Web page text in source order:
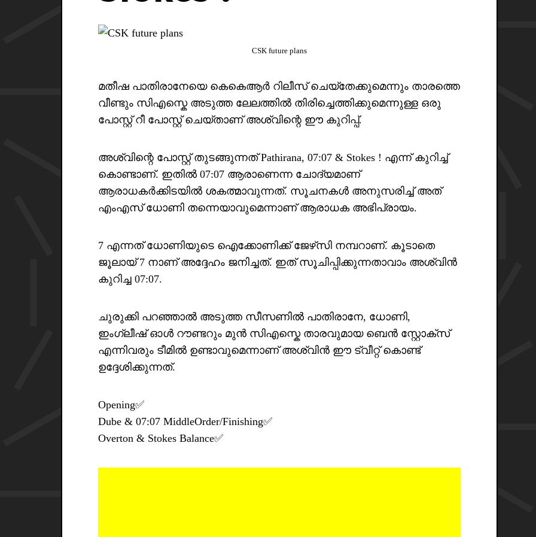
CSK future plans
മതീഷ പാതിരാനേയെ കെകെആർ റിലീസ് ചെയ്തേക്കുമെന്നും താരത്തെ
വീണ്ടും സിഎസ്കെ അടുത്ത ലേലത്തിൽ തിരിച്ചെത്തിക്കുമെന്നുള്ള ഒരു
പോസ്റ്റ് റീ പോസ്റ്റ് ചെയ്താണ് അശ്വിന്റെ ഈ കുറിപ്പ്.
അശ്വിന്റെ പോസ്റ്റ് തുടങ്ങുന്നത് Pathirana, 07:07 & Stokes ! എന്ന് കുറിച്ച്
കൊണ്ടാണ്. ഇതിൽ 07:07 ആരാണെന്ന ചോദ്യമാണ്
ആരാധകർക്കിടയിൽ ശകത്മാവുന്നത്. സൂചനകൾ അനുസരിച്ച് അത്
എംഎസ് ധോണി തന്നെയാവുമെന്നാണ് ആരാധക അഭിപ്രായം.
7 എന്നത് ധോണിയുടെ ഐക്കോണിക്ക് ജേഴ്‌സി നമ്പറാണ്. കൂടാതെ
ജൂലായ് 7 നാണ് അദ്ദേഹം ജനിച്ചത്. ഇത് സൂചിപ്പിക്കുന്നതാവാം അശ്വിൻ
കുറിച്ച 07:07.
ചുരുക്കി പറഞ്ഞാൽ അടുത്ത സീസണിൽ പാതിരാനേ, ധോണി,
ഇംഗ്ലീഷ് ഓൾ റൗണ്ടറും മുൻ സിഎസ്കെ താരവുമായ ബെൻ സ്റ്റോക്സ്
എന്നിവരും ടീമിൽ ഉണ്ടാവുമെന്നാണ് അശ്വിൻ ഈ ട്വീറ്റ് കൊണ്ട്
ഉദ്ദേശിക്കുന്നത്.
Opening✅
Dube & 07:07 MiddleOrder/Finishing✅
Overton & Stokes Balance✅